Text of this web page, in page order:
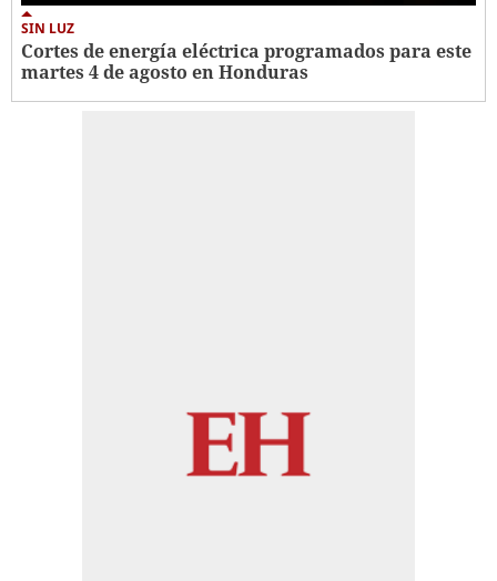
SIN LUZ
Cortes de energía eléctrica programados para este
martes 4 de agosto en Honduras